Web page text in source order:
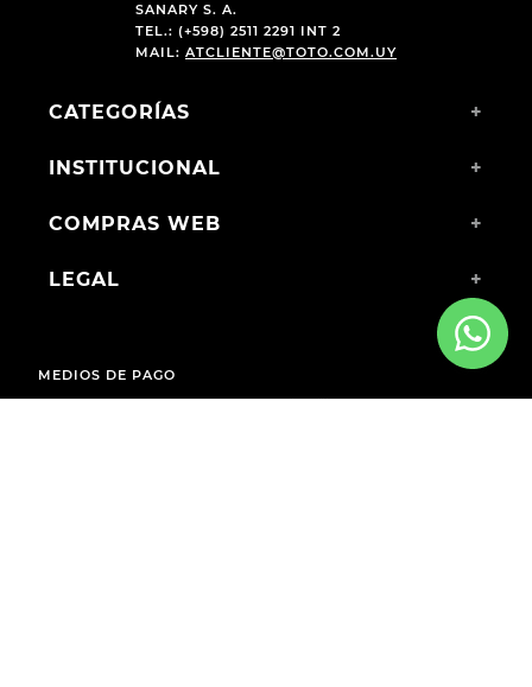
SANARY S. A.
TEL.: (+598) 2511 2291 INT 2
MAIL: ATCLIENTE@TOTO.COM.UY
CATEGORÍAS +
INSTITUCIONAL +
COMPRAS WEB +
LEGAL +
MEDIOS DE PAGO